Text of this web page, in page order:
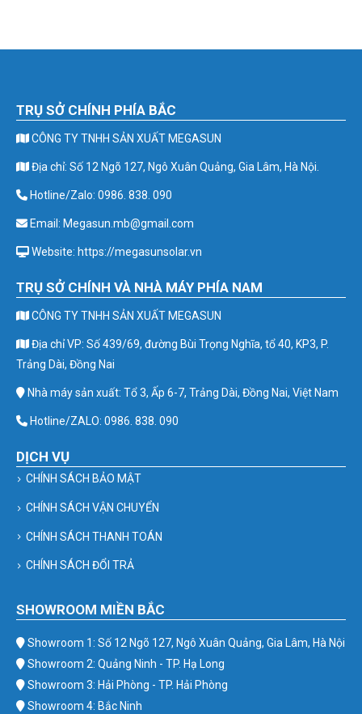
TRỤ SỞ CHÍNH PHÍA BẮC
CÔNG TY TNHH SẢN XUẤT MEGASUN
Địa chỉ: Số 12 Ngõ 127, Ngô Xuân Quảng, Gia Lâm, Hà Nội.
Hotline/Zalo: 0986. 838. 090
Email: Megasun.mb@gmail.com
Website: https://megasunsolar.vn
TRỤ SỞ CHÍNH VÀ NHÀ MÁY PHÍA NAM
CÔNG TY TNHH SẢN XUẤT MEGASUN
Địa chỉ VP: Số 439/69, đường Bùi Trọng Nghĩa, tổ 40, KP3, P.
Trảng Dài, Đồng Nai
Nhà máy sản xuất: Tổ 3, Ấp 6-7, Trảng Dài, Đồng Nai, Việt Nam
Hotline/ZALO: 0986. 838. 090
DỊCH VỤ
CHÍNH SÁCH BẢO MẬT
CHÍNH SÁCH VẬN CHUYỂN
CHÍNH SÁCH THANH TOÁN
CHÍNH SÁCH ĐỔI TRẢ
SHOWROOM MIỀN BẮC
Showroom 1: Số 12 Ngõ 127, Ngô Xuân Quảng, Gia Lâm, Hà Nội
Showroom 2: Quảng Ninh - TP. Hạ Long
Showroom 3: Hải Phòng - TP. Hải Phòng
Showroom 4: Bắc Ninh